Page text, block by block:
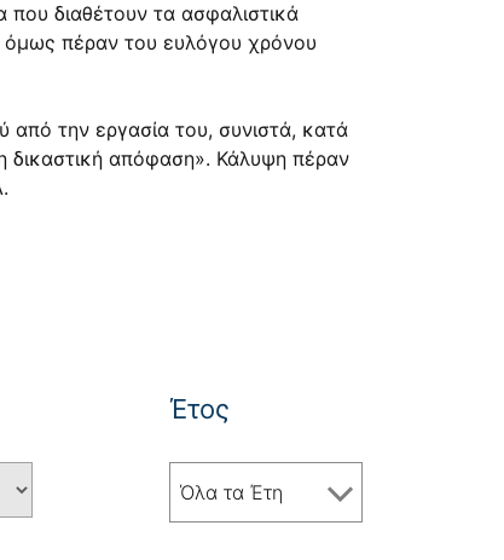
που διαθέτουν τα ασφαλιστικά
όμως πέραν του ευλόγου χρόνου
την εργασία του, συνιστά, κατά
δικαστική απόφαση». Κάλυψη πέραν
Έτος
Όλα τα Έτη